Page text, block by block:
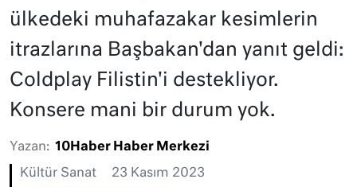
ülkedeki muhafazakar kesimlerin
itrazlarına Başbakan'dan yanıt geldi:
Coldplay Filistin'i destekliyor.
Konsere mani bir durum yok.
Yazan: 10Haber Haber Merkezi
Kültür Sanat 23 Kasım 2023